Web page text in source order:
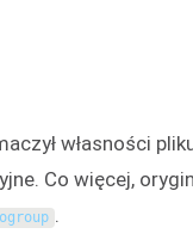
własności
Co więcej,
.